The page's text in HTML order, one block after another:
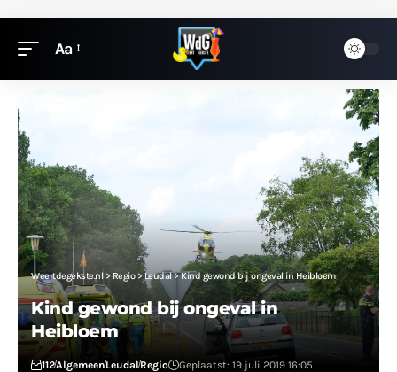
Aa
Weertdegekste.nl > Regio> Leudal>Kind gewond bij ongeval in Heibloem
Kind gewond bij ongeval in
Heibloem
112AlgemeenLeudalRegio
Geplaatst: 19 juli 2019 16:05